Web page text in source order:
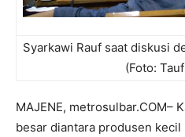
Syarkawi Rauf saat diskusi
(Foto:
MAJENE, metrosulbar.COM–
besar diantara produsen